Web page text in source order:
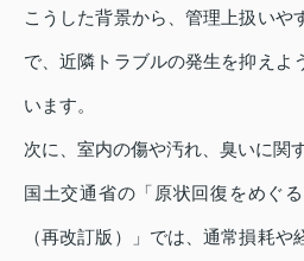
こうした背景から、管理上扱いや
で、近隣トラブルの発生を抑えよ
います。
次に、室内の傷や汚れ、臭いに関
国土交通省の「原状回復をめぐ
（再改訂版）」では、通常損耗